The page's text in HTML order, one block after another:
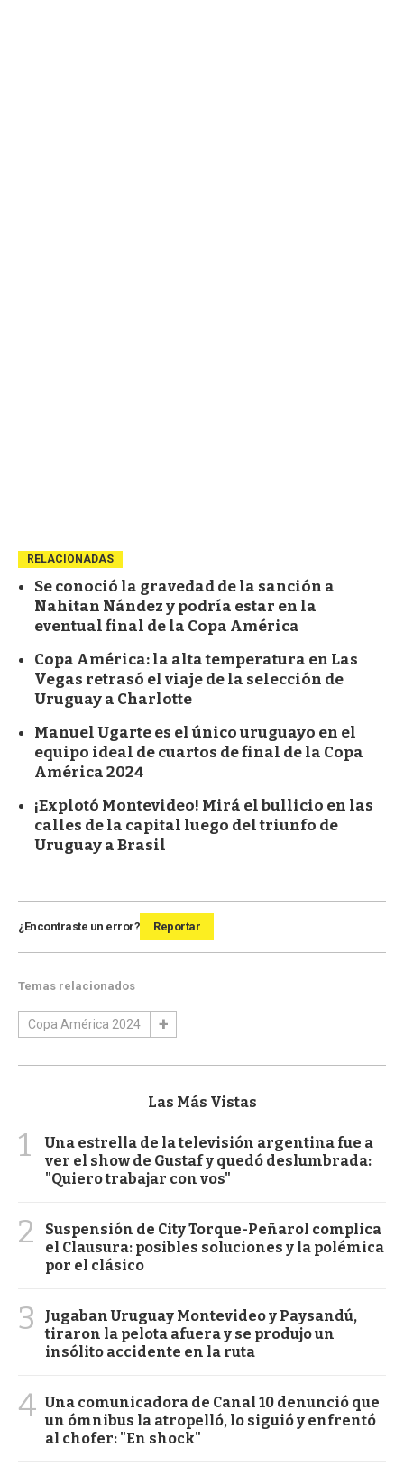
RELACIONADAS
Se conoció la gravedad de la sanción a
Nahitan Nández y podría estar en la
eventual final de la Copa América
Copa América: la alta temperatura en Las
Vegas retrasó el viaje de la selección de
Uruguay a Charlotte
Manuel Ugarte es el único uruguayo en el
equipo ideal de cuartos de final de la Copa
América 2024
¡Explotó Montevideo! Mirá el bullicio en las
calles de la capital luego del triunfo de
Uruguay a Brasil
¿Encontraste un error? Reportar
Temas relacionados
Copa América 2024
Las Más Vistas
1
Una estrella de la televisión argentina fue a
ver el show de Gustaf y quedó deslumbrada:
"Quiero trabajar con vos"
2
Suspensión de City Torque-Peñarol complica
el Clausura: posibles soluciones y la polémica
por el clásico
3
Jugaban Uruguay Montevideo y Paysandú,
tiraron la pelota afuera y se produjo un
insólito accidente en la ruta
4 Una comunicadora de Canal 10 denunció que
un ómnibus la atropelló, lo siguió y enfrentó
al chofer: "En shock"